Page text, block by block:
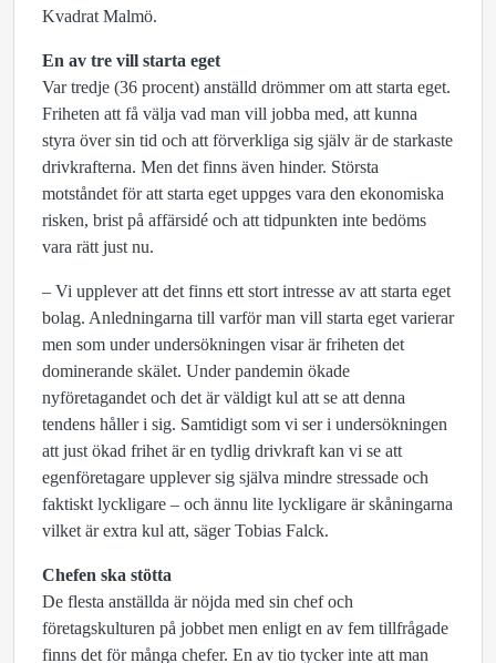
Kvadrat Malmö.
En av tre vill starta eget
Var tredje (36 procent) anställd drömmer om att starta eget.
Friheten att få välja vad man vill jobba med, att kunna
styra över sin tid och att förverkliga sig själv är de starkaste
drivkrafterna. Men det finns även hinder. Största
motståndet för att starta eget uppges vara den ekonomiska
risken, brist på affärsidé och att tidpunkten inte bedöms
vara rätt just nu.
– Vi upplever att det finns ett stort intresse av att starta eget
bolag. Anledningarna till varför man vill starta eget varierar
men som under undersökningen visar är friheten det
dominerande skälet. Under pandemin ökade
nyföretagandet och det är väldigt kul att se att denna
tendens håller i sig. Samtidigt som vi ser i undersökningen
att just ökad frihet är en tydlig drivkraft kan vi se att
egenföretagare upplever sig själva mindre stressade och
faktiskt lyckligare – och ännu lite lyckligare är skåningarna
vilket är extra kul att, säger Tobias Falck.
Chefen ska stötta
De flesta anställda är nöjda med sin chef och
företagskulturen på jobbet men enligt en av fem tillfrågade
finns det för många chefer. En av tio tycker inte att man